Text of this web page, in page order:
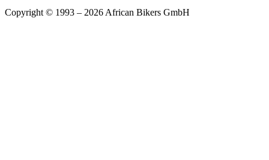
Copyright © 1993 – 2026 African Bikers GmbH